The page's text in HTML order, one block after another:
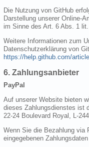
Die Nutzung von GitHub
Darstellung unserer Online-
im Sinne des Art. 6 Abs. 1
Weitere Informationen zum
Datenschutzerklärung von
https://help.github.com/
6. Zahlungsanbieter
PayPal
Auf unserer Website bieten
dieses Zahlungsdienstes ist
22-24 Boulevard Royal, L-
Wenn Sie die Bezahlung via
eingegebenen